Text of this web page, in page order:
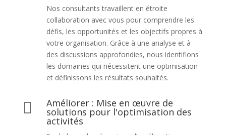
Nos consultants travaillent en étroite
collaboration avec vous pour comprendre les
défis, les opportunités et les objectifs propres à
votre organisation. Grâce à une analyse et à
des discussions approfondies, nous identifions
les domaines qui nécessitent une optimisation
et définissons les résultats souhaités.
 Améliorer : Mise en œuvre de
solutions pour l'optimisation des
activités